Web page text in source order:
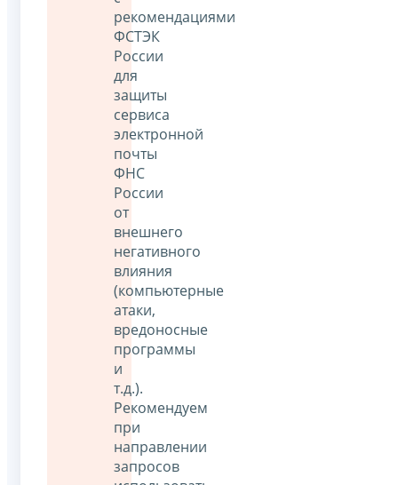
рекомендациями
ФСТЭК
России
для
защиты
сервиса
электронной
почты
ФНС
России
от
внешнего
негативного
влияния
(компьютерные
атаки,
вредоносные
программы
и
т.д.).
Рекомендуем
при
направлении
запросов